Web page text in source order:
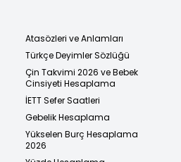
Atasözleri ve Anlamları
Türkçe Deyimler Sözlüğü
Çin Takvimi 2026 ve Bebek
Cinsiyeti Hesaplama
İETT Sefer Saatleri
Gebelik Hesaplama
Yükselen Burç Hesaplama
2026